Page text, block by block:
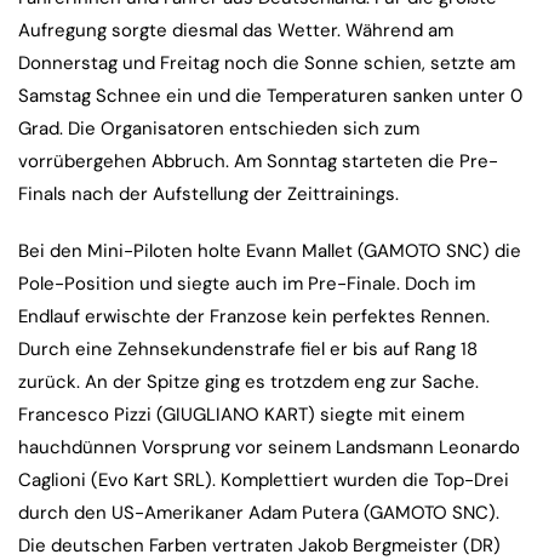
Aufregung sorgte diesmal das Wetter. Während am
Donnerstag und Freitag noch die Sonne schien, setzte am
Samstag Schnee ein und die Temperaturen sanken unter 0
Grad. Die Organisatoren entschieden sich zum
vorrübergehen Abbruch. Am Sonntag starteten die Pre-
Finals nach der Aufstellung der Zeittrainings.
Bei den Mini-Piloten holte Evann Mallet (GAMOTO SNC) die
Pole-Position und siegte auch im Pre-Finale. Doch im
Endlauf erwischte der Franzose kein perfektes Rennen.
Durch eine Zehnsekundenstrafe fiel er bis auf Rang 18
zurück. An der Spitze ging es trotzdem eng zur Sache.
Francesco Pizzi (GIUGLIANO KART) siegte mit einem
hauchdünnen Vorsprung vor seinem Landsmann Leonardo
Caglioni (Evo Kart SRL). Komplettiert wurden die Top-Drei
durch den US-Amerikaner Adam Putera (GAMOTO SNC).
Die deutschen Farben vertraten Jakob Bergmeister (DR)